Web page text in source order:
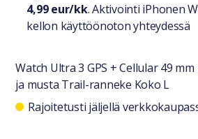
4,99 eur/kk. Aktivointi iPhonen
kellon käyttöönoton yhteydessä
Watch Ultra 3 GPS + Cellular 49
ja musta Trail-ranneke Koko L
Saatavuustiedot
Rajoitetusti jäljellä